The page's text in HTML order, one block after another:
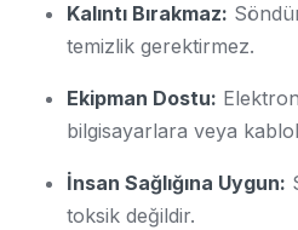
Kalıntı Bırakmaz:
temizlik gerektirmez.
Ekipman Dostu:
bilgisayarlara veya
İnsan Sağlığına Uygun:
toksik değildir.